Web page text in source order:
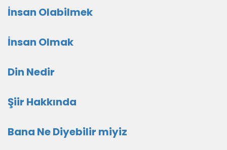
İnsan Olabilmek
İnsan Olmak
Din Nedir
Şiir Hakkında
Bana Ne Diyebilir miyiz